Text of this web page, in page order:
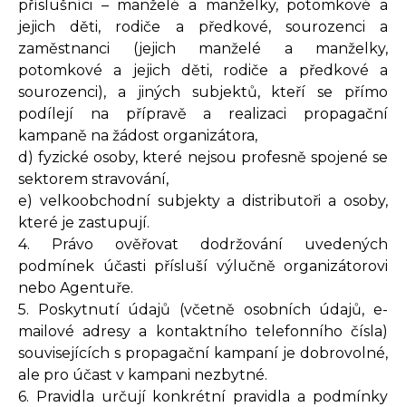
příslušníci – manželé a manželky, potomkové a
jejich děti, rodiče a předkové, sourozenci a
zaměstnanci (jejich manželé a manželky,
potomkové a jejich děti, rodiče a předkové a
sourozenci), a jiných subjektů, kteří se přímo
podílejí na přípravě a realizaci propagační
kampaně na žádost organizátora,
d) fyzické osoby, které nejsou profesně spojené se
sektorem stravování,
e) velkoobchodní subjekty a distributoři a osoby,
které je zastupují.
4. Právo ověřovat dodržování uvedených
podmínek účasti přísluší výlučně organizátorovi
nebo Agentuře.
5. Poskytnutí údajů (včetně osobních údajů, e-
mailové adresy a kontaktního telefonního čísla)
souvisejících s propagační kampaní je dobrovolné,
ale pro účast v kampani nezbytné.
6. Pravidla určují konkrétní pravidla a podmínky